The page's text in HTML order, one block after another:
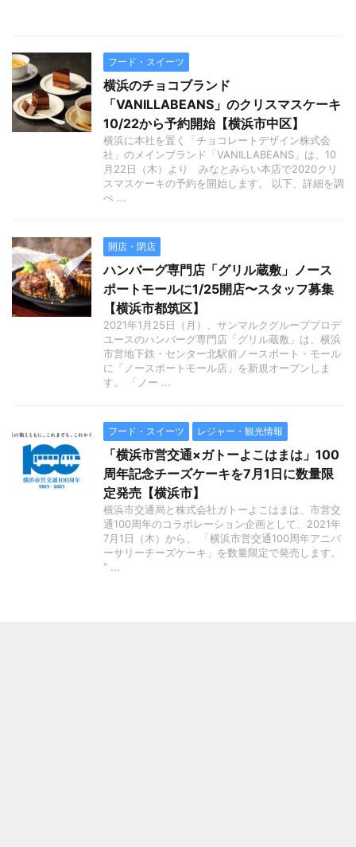
フード・スイーツ
横浜のチョコブランド
「VANILLABEANS」のクリスマスケーキ
10/22から予約開始【横浜市中区】
横浜に本社を置く「チョコレートデザイン株式会
社」のメインブランド「VANILLABEANS」は、10
月22日（木）より みなとみらい本店で2020クリ
スマスケーキの予約を開始します。 以下、詳細を調
べ ...
開店・閉店
ハンバーグ専門店「グリル蔵敷」ノース
ポートモールに1/25開店〜スタッフ募集
【横浜市都筑区】
2021年1月25日（月）、サンマルクグループプロデ
ユースのハンバーグ専門店「グリル蔵敷」は、横浜
市営地下鉄・センター北駅前ノースポート・モール
に「ノースポートモール店」を新規オープンしま
す。 「ノー ...
フード・スイーツ レジャー・観光情報
「横浜市営交通×ガトーよこはまは」100
周年記念チーズケーキを7月1日に数量限
定発売【横浜市】
横浜市交通局と株式会社ガトーよこはまは、市営交
通100周年のコラボレーション企画として、2021年
7月1日（木）から、 「横浜市営交通100周年アニバ
ーサリーチーズケーキ」を数量限定で発売します。
“ ...